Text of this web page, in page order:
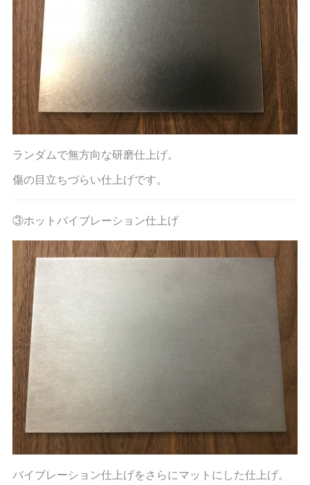
ランダムで無方向な研磨仕上げ。
傷の目立ちづらい仕上げです。
③ホットバイブレーション仕上げ
バイブレーション仕上げをさらにマットにした仕上げ。